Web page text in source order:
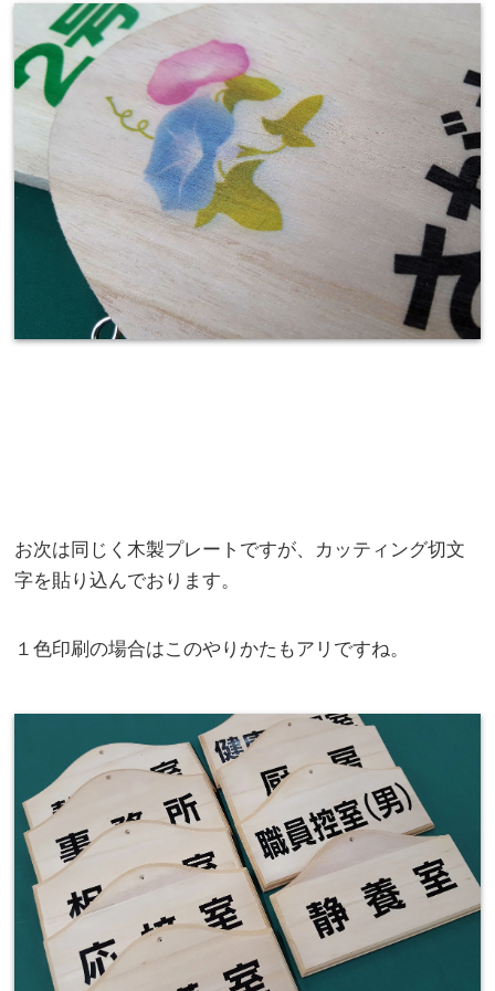
お次は同じく木製プレートですが、カッティング切文
字を貼り込んでおります。
１色印刷の場合はこのやりかたもアリですね。